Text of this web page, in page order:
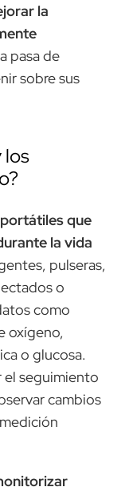
la
pasa de
sobre sus
los
que
la vida
pulseras,
o
como
oxígeno,
o glucosa.
el seguimiento
cambios